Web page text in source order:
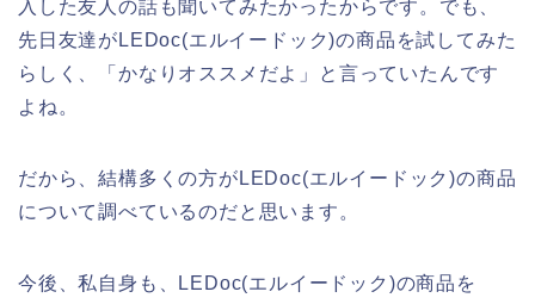
入した友人の話も聞いてみたかったからです。でも、
先日友達がLEDoc(エルイードック)の商品を試してみた
らしく、「かなりオススメだよ」と言っていたんです
よね。
だから、結構多くの方がLEDoc(エルイードック)の商品
について調べているのだと思います。
今後、私自身も、LEDoc(エルイードック)の商品を